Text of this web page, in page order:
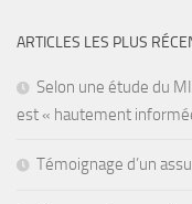
ARTICLES LES PLUS
Selon une étude du
est « hautement
Témoignage d’un